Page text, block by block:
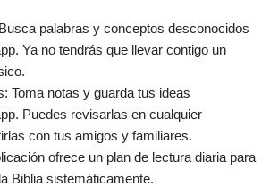
palabras y conceptos desconocidos
Ya no tendrás que llevar contigo un
Toma notas y guarda tus ideas
Puedes revisarlas en cualquier
con tus amigos y familiares.
ofrece un plan de lectura diaria para
Biblia sistemáticamente.